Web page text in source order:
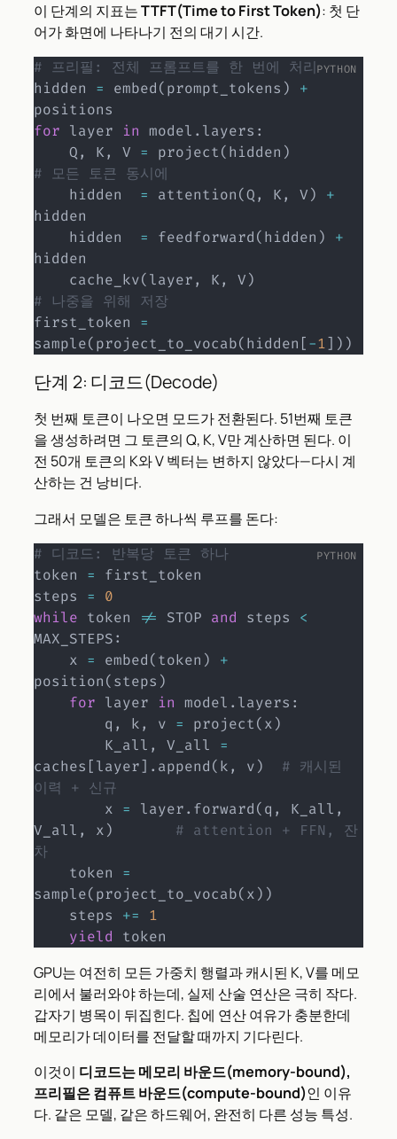
이 단계의 지표는TTFT(Time to First Token): 첫 단
어가 화면에 나타나기 전의 대기 시간.
# 프리필: 전체 프롬프트를 한 번에 처리
hidden = embed(prompt_tokens )
+
for layer in model . layers :
    Q
, K, V = project(hidden )
# 모든 토큰 동시에
    hidden
= attention(Q, K, V)
+
hidden
    hidden
= feedforward(hidden )
+
hidden
    cache_kv
(layer, K, V)
# 나중을 위해 저장
first_token =
sample(project_to_vocab(hidden [-1] ) )
단계 2: 디코드(Decode)
첫 번째 토큰이 나오면 모드가 전환된다. 51번째 토큰
을 생성하려면 그 토큰의 Q, K, V만 계산하면 된다. 이
전 50개 토큰의 K와 V 벡터는 변하지 않았다—다시 계
산하는 건 낭비다.
그래서 모델은 토큰 하나씩 루프를 돈다:
# 디코드: 반복당 토큰 하나
token = first_token
steps =
0
while token != STOP and steps <
MAX_STEPS:
    x
= embed(token )
+
position(steps )
for layer in model . layers :
        q
, k, v = project(x)
        K_all
, V_all =
caches [layer] . append(k, v)
# 캐시된
이력 + 신규
        x
= layer. forward(q , K_all ,
V_all , x)
# attention + FFN, 잔
차
    token
=
sample(project_to_vocab(x) )
    steps
+=
1
yield token
GPU는 여전히 모든 가중치 행렬과 캐시된 K, V를 메모
리에서 불러와야 하는데, 실제 산술 연산은 극히 작다.
갑자기 병목이 뒤집힌다. 칩에 연산 여유가 충분한데
메모리가 데이터를 전달할 때까지 기다린다.
이것이 디코드는 메모리 바운드(memory-bound),
프리필은 컴퓨트 바운드(compute-bound)인 이유
다. 같은 모델, 같은 하드웨어, 완전히 다른 성능 특성.